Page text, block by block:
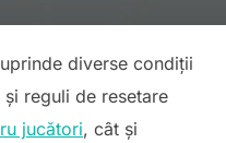
diverse condiții
reguli de resetare
jucători, cât și